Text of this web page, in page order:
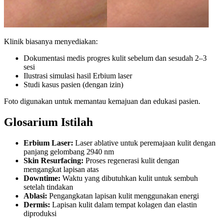
Klinik biasanya menyediakan:
Dokumentasi medis progres kulit sebelum dan sesudah 2–3
sesi
Ilustrasi simulasi hasil Erbium laser
Studi kasus pasien (dengan izin)
Foto digunakan untuk memantau kemajuan dan edukasi pasien.
Glosarium Istilah
Erbium Laser: Laser ablative untuk peremajaan kulit dengan
panjang gelombang 2940 nm
Skin Resurfacing: Proses regenerasi kulit dengan
mengangkat lapisan atas
Downtime: Waktu yang dibutuhkan kulit untuk sembuh
setelah tindakan
Ablasi: Pengangkatan lapisan kulit menggunakan energi
Dermis: Lapisan kulit dalam tempat kolagen dan elastin
diproduksi